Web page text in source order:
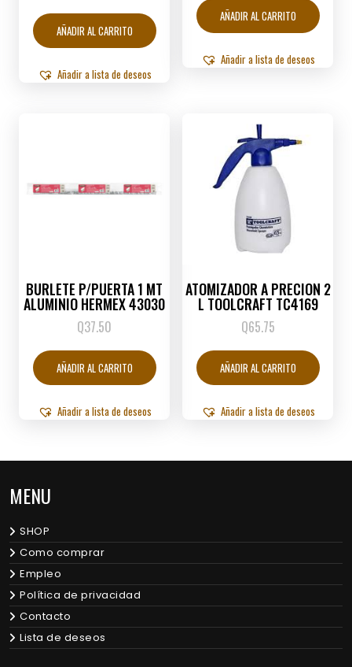
AÑADIR AL CARRITO
Añadir a lista de deseos
AÑADIR AL CARRITO
Añadir a lista de deseos
BURLETE P/PUERTA 1 MT
ALUMINIO HERMEX 43030
Q37.50
AÑADIR AL CARRITO
Añadir a lista de deseos
ATOMIZADOR A PRECION 2
L TOOLCRAFT TC4169
Q65.75
AÑADIR AL CARRITO
Añadir a lista de deseos
MENU
SHOP
Como comprar
Empleo
Política de privacidad
Contacto
Lista de deseos